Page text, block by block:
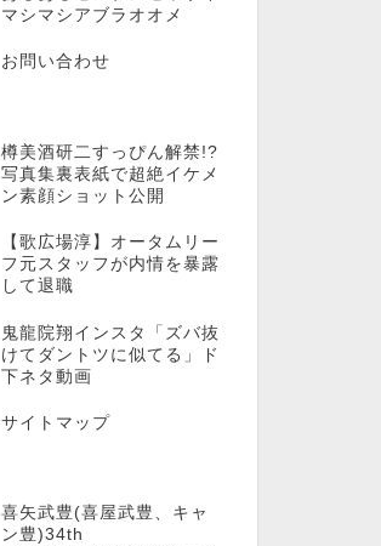
マシマシアブラオオメ
お問い合わせ
樽美酒研二すっぴん解禁!?
写真集裏表紙で超絶イケメ
ン素顔ショット公開
【歌広場淳】オータムリー
フ元スタッフが内情を暴露
して退職
鬼龍院翔インスタ「ズバ抜
けてダントツに似てる」ド
下ネタ動画
サイトマップ
喜矢武豊(喜屋武豊、キャ
ン豊)34th